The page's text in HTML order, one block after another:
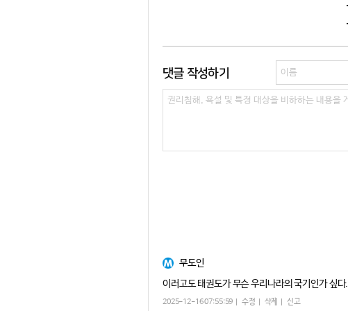
댓글 작성하기
무도인
이러고도 태권도가 무슨 우리나라의 국기인가 싶다.
2025-12-16 07:55:59 수정 삭제 신고